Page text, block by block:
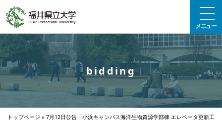
メニュー
bidding
トップページ » 7月12日公告「小浜キャンパス海洋生物資源学部棟 エレベータ更新工